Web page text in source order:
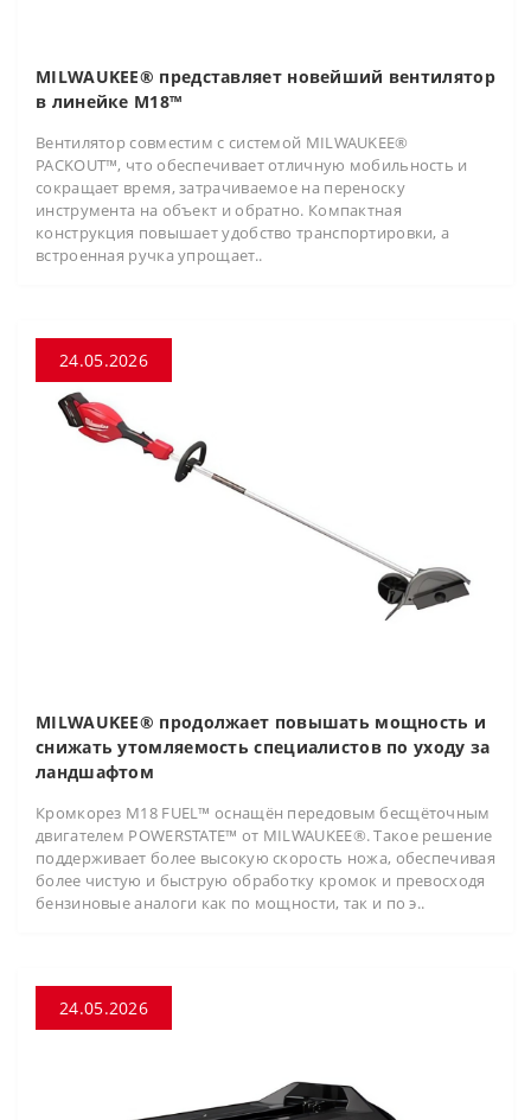
MILWAUKEE® представляет новейший вентилятор
в линейке M18™
Вентилятор совместим с системой MILWAUKEE®
PACKOUT™, что обеспечивает отличную мобильность и
сокращает время, затрачиваемое на переноску
инструмента на объект и обратно. Компактная
конструкция повышает удобство транспортировки, а
встроенная ручка упрощает..
24.05.2026
MILWAUKEE® продолжает повышать мощность и
снижать утомляемость специалистов по уходу за
ландшафтом
Кромкорез M18 FUEL™ оснащён передовым бесщёточным
двигателем POWERSTATE™ от MILWAUKEE®. Такое решение
поддерживает более высокую скорость ножа, обеспечивая
более чистую и быструю обработку кромок и превосходя
бензиновые аналоги как по мощности, так и по э..
24.05.2026